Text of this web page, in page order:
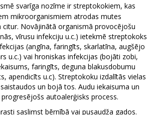
svarīga nozīme ir streptokokiem, kas
mikroorganismiem atrodas mutes
citur. Novājinātā organismā provocējošu
vīrusu infekciju u.c.) ietekmē streptokoks
(angīna, faringīts, skarlatīna, augšējo
u.c.) vai hroniskas infekcijas (bojāti zobi,
faringīts, deguna blakusdobumu
apendicīts u.c). Streptokoku izdalītās vielas
un bojā tos. Audu iekaisuma un
autoalerģisks process.
saslimst bērnībā vai pusaudža gados.